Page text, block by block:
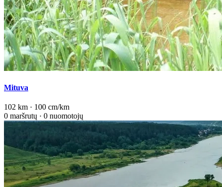
Mituva
102 km · 100 cm/km
0 maršrutų · 0 nuomotojų